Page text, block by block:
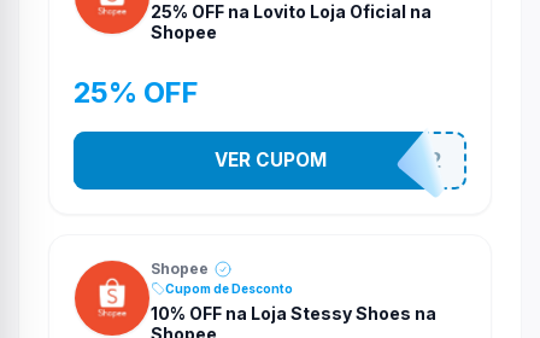
25% OFF na Lovito Loja Oficial na
Shopee
25% OFF
141525852
VER CUPOM
Shopee
Cupom de Desconto
10% OFF na Loja Stessy Shoes na
Shopee